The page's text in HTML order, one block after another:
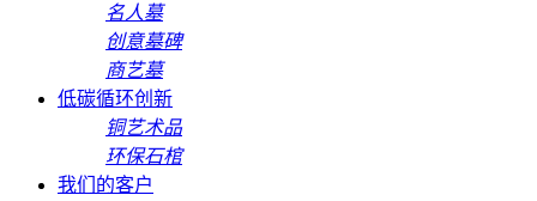
名人墓
创意墓碑
商艺墓
低碳循环创新
铜艺术品
环保石棺
我们的客户